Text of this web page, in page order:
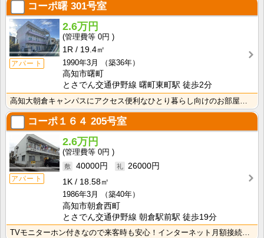
コーポ曙 301号室
アパート
2.6万円
0円
1R
19.4㎡
1990年3月
（築36年）
高知市曙町
とさでん交通伊野線 曙町東町駅 徒歩2分
コーポ１６４ 205号室
アパート
2.6万円
0円
40000円
26000円
1K
18.58㎡
1986年3月
（築40年）
高知市朝倉西町
とさでん交通伊野線 朝倉駅前駅 徒歩19分